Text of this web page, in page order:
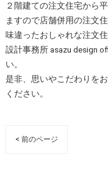
２階建ての注文住宅から
ますので店舗併用の注文
味違ったおしゃれな注文
設計事務所 asazu design
い。
是非、思いやこだわりを
ください。
< 前のページ